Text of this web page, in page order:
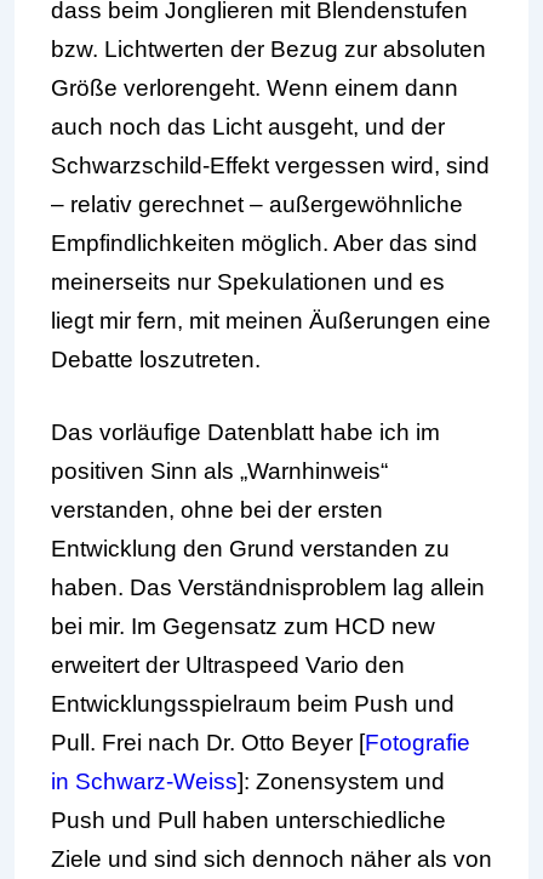
dass beim Jonglieren mit Blendenstufen
bzw. Lichtwerten der Bezug zur absoluten
Größe verlorengeht. Wenn einem dann
auch noch das Licht ausgeht, und der
Schwarzschild-Effekt vergessen wird, sind
– relativ gerechnet – außergewöhnliche
Empfindlichkeiten möglich. Aber das sind
meinerseits nur Spekulationen und es
liegt mir fern, mit meinen Äußerungen eine
Debatte loszutreten.
Das vorläufige Datenblatt habe ich im
positiven Sinn als „Warnhinweis“
verstanden, ohne bei der ersten
Entwicklung den Grund verstanden zu
haben. Das Verständnisproblem lag allein
bei mir. Im Gegensatz zum HCD new
erweitert der Ultraspeed Vario den
Entwicklungsspielraum beim Push und
Pull. Frei nach Dr. Otto Beyer [Fotografie
in Schwarz-Weiss]: Zonensystem und
Push und Pull haben unterschiedliche
Ziele und sind sich dennoch näher als von